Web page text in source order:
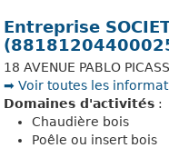
Entreprise
18 AVENUE PABLO
➡️ Voir toutes les
Domaines d'activités :
Chaudière bois
Poêle ou insert bois